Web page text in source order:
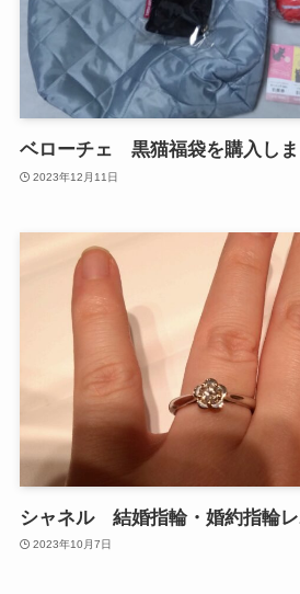
ベローチェ 黒猫福袋を購入しま
2023年12月11日
シャネル 結婚指輪・婚約指輪
2023年10月7日